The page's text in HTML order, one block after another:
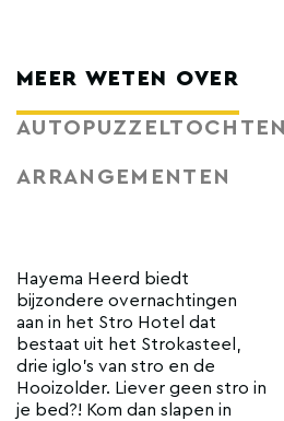
MEER WETEN OVER
AUTOPUZZELTOCHTEN
ARRANGEMENTEN
Hayema Heerd biedt
bijzondere overnachtingen
aan in het Stro Hotel dat
bestaat uit het Strokasteel,
drie iglo's van stro en de
Hooizolder. Liever geen stro in
je bed?! Kom dan slapen in